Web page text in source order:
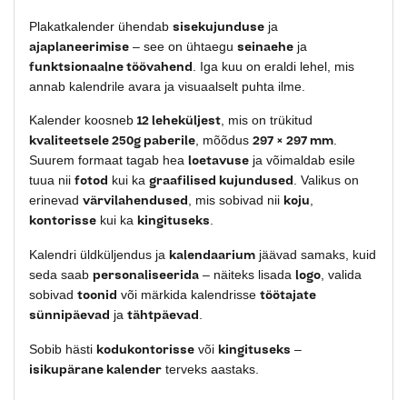
Plakatkalender ühendab sisekujunduse ja
ajaplaneerimise – see on ühtaegu seinaehe ja
funktsionaalne töövahend . Iga kuu on eraldi lehel, mis
annab kalendrile avara ja visuaalselt puhta ilme.
Kalender koosneb 12 leheküljest , mis on trükitud
kvaliteetsele 250g paberile , mõõdus 297 × 297 mm
Suurem formaat tagab hea loetavuse ja võimaldab esile
tuua nii fotod kui ka graafilised kujundused . Valikus on
erinevad värvilahendused , mis sobivad nii koju
kontorisse kui ka kingituseks
Kalendri üldküljendus ja kalendaarium jäävad samaks, kuid
seda saab personaliseerida – näiteks lisada logo , valida
sobivad toonid või märkida kalendrisse töötajate
sünnipäevad ja tähtpäevad
Sobib hästi kodukontorisse või kingituseks –
isikupärane kalender terveks aastaks.